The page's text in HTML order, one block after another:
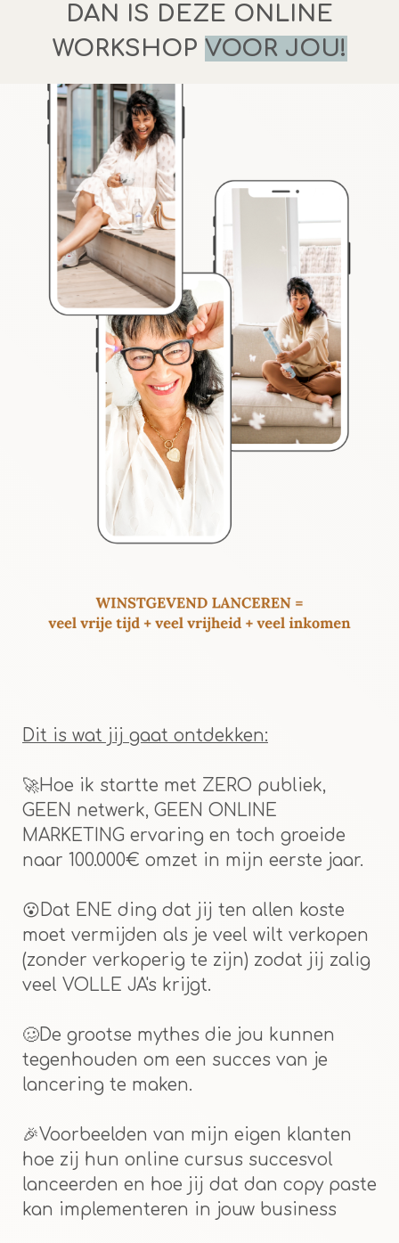
DAN IS DEZE ONLINE
WORKSHOP VOOR JOU!
Dit is wat jij gaat ontdekken:
🚀Hoe ik startte met ZERO publiek,
GEEN netwerk, GEEN ONLINE
MARKETING ervaring en toch groeide
naar 100.000€ omzet in mijn eerste jaar.
😮Dat ENE ding dat jij ten allen koste
moet vermijden als je veel wilt verkopen
(zonder verkoperig te zijn) zodat jij zalig
veel VOLLE JA's krijgt.
🥴De grootse mythes die jou kunnen
tegenhouden om een succes van je
lancering te maken.
🎉Voorbeelden van mijn eigen klanten
hoe zij hun online cursus succesvol
lanceerden en hoe jij dat dan copy paste
kan implementeren in jouw business